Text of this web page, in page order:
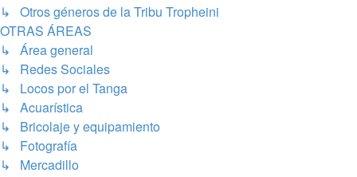
↳ Otros géneros de la Tribu Tropheini
OTRAS ÁREAS
↳ Área general
↳ Redes Sociales
↳ Locos por el Tanga
↳ Acuarística
↳ Bricolaje y equipamiento
↳ Fotografía
↳ Mercadillo